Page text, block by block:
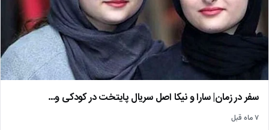
سفر در زمان| سارا و نیکا اصل سریال پایتخت در کودکی و…
۷ ماه قبل